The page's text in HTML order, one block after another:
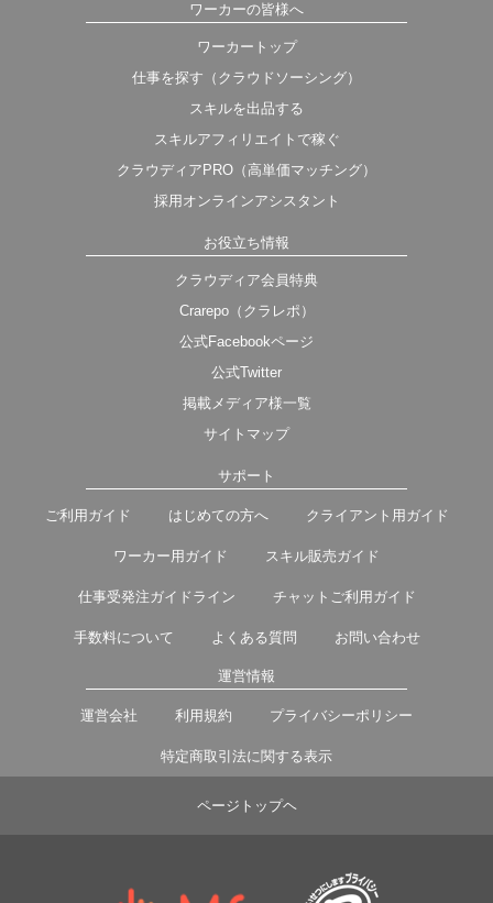
ワーカーの皆様へ
ワーカートップ
仕事を探す（クラウドソーシング）
スキルを出品する
スキルアフィリエイトで稼ぐ
クラウディアPRO（高単価マッチング）
採用オンラインアシスタント
お役立ち情報
クラウディア会員特典
Crarepo（クラレポ）
公式Facebookページ
公式Twitter
掲載メディア様一覧
サイトマップ
サポート
ご利用ガイド はじめての方へ クライアント用ガイド
ワーカー用ガイド スキル販売ガイド
仕事受発注ガイドライン チャットご利用ガイド
手数料について よくある質問 お問い合わせ
運営情報
運営会社 利用規約 プライバシーポリシー
特定商取引法に関する表示
ページトップヘ